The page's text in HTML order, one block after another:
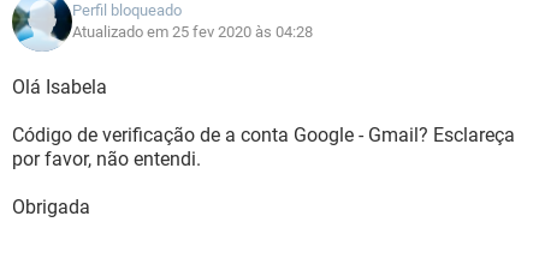
Perfil bloqueado
Atualizado em 25 fev 2020 às 04:28
Olá Isabela
Código de verificação de a conta Google - Gmail? Esclareça
por favor, não entendi.
Obrigada